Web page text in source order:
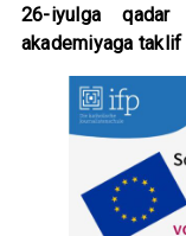
26-iyulga
akademiyaga taklif